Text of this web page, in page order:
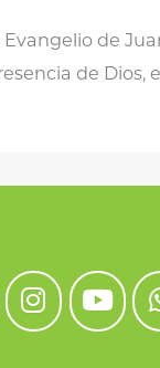
de
de